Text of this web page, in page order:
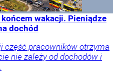
wakacji. Pieniądze
dochód
część pracowników otrzyma
nie zależy od dochodów i